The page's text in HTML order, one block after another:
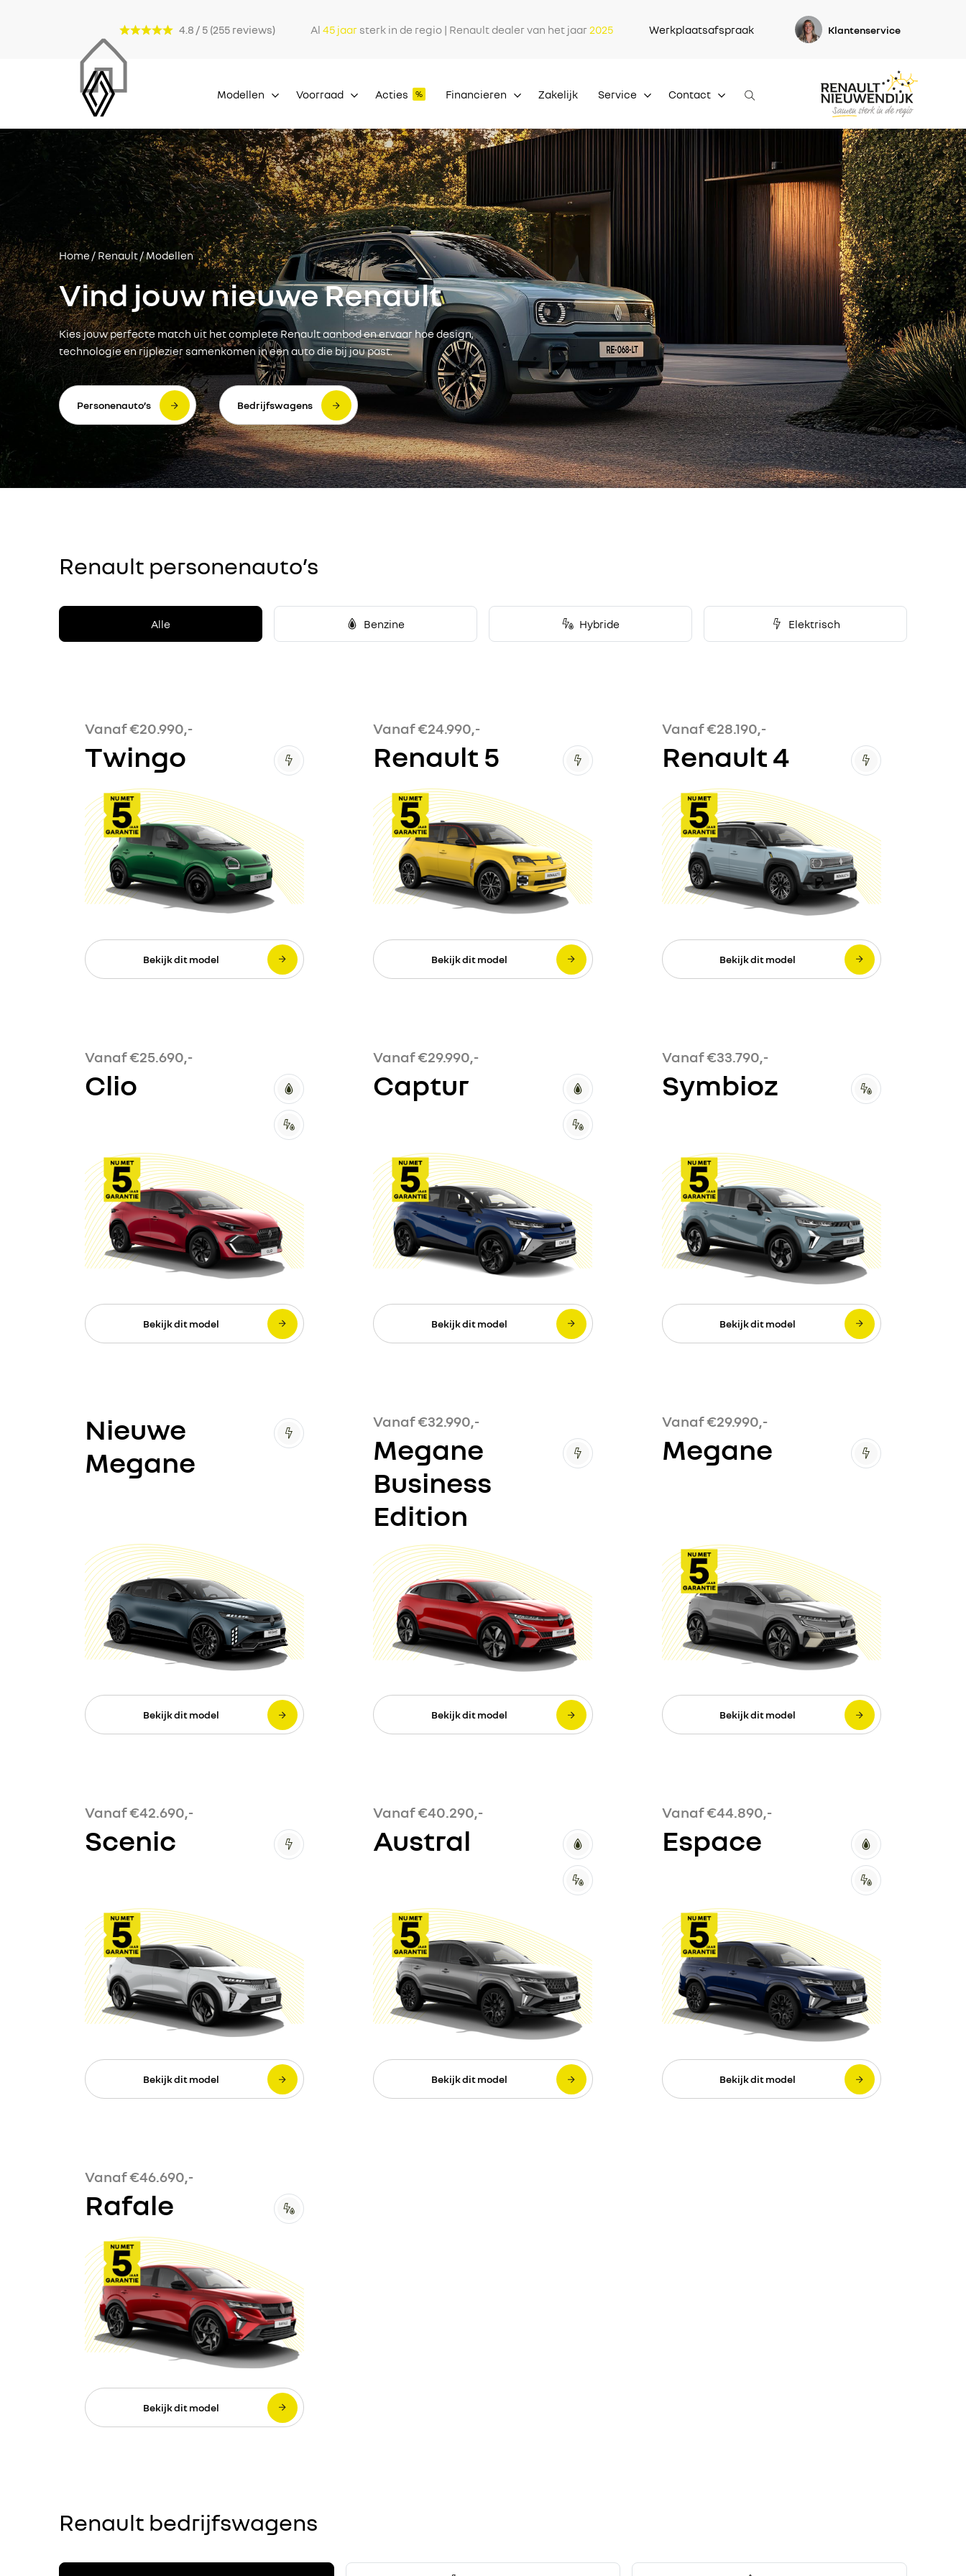
4.8 / 5 (255 reviews) Al45 jaar sterk in de regio | Renault dealer van het jaar2025 Werkplaatsafspraak Klantenservice
Modellen Voorraad Acties Financieren Zakelijk Service Contact
Home/ Renault/ Modellen
Vind jouw nieuwe Renault
Kies jouw perfecte match uit het complete Renault aanbod en ervaar hoe design,
technologie en rijplezier samenkomen in een auto die bij jou past.
Personenauto’s Bedrijfswagens
Renault personenauto’s
Alle Benzine Elektrisch
Hybride
Vanaf €20.990,-
Twingo
Bekijk dit model
Vanaf €24.990,-
Renault 5
Bekijk dit model
Vanaf €28.190,-
Renault 4
Bekijk dit model
Vanaf €25.690,-
Clio
Bekijk dit model
Vanaf €29.990,-
Captur
Bekijk dit model
Vanaf €33.790,-
Symbioz
Bekijk dit model
Nieuwe
Megane
Bekijk dit model
Vanaf €32.990,-
Megane
Business
Edition
Bekijk dit model
Vanaf €29.990,-
Megane
Bekijk dit model
Vanaf €42.690,-
Scenic
Bekijk dit model
Vanaf €40.290,-
Austral
Bekijk dit model
Vanaf €44.890,-
Espace
Bekijk dit model
Vanaf €46.690,-
Rafale
Bekijk dit model
Renault bedrijfswagens